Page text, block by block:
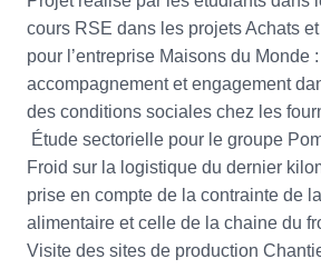
cours RSE dans les projets Achats
pour l’entreprise Maisons du Monde :
accompagnement et engagement
des conditions sociales chez les
Étude sectorielle pour le groupe
Froid sur la logistique du dernier
prise en compte de la contrainte de
alimentaire et celle de la chaine du
Visite des sites de production